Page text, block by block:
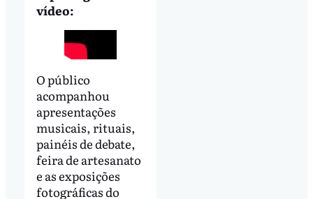
vídeo:
O público
acompanhou
apresentações
musicais, rituais,
painéis de debate,
feira de artesanato
e as exposições
fotográficas do